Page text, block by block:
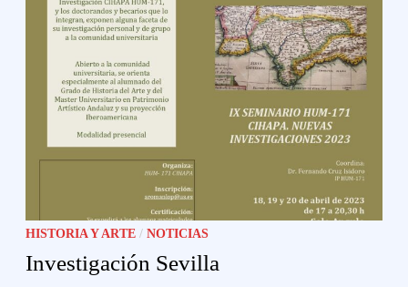
HISTORIA Y ARTE /NOTICIAS
Investigación Sevilla